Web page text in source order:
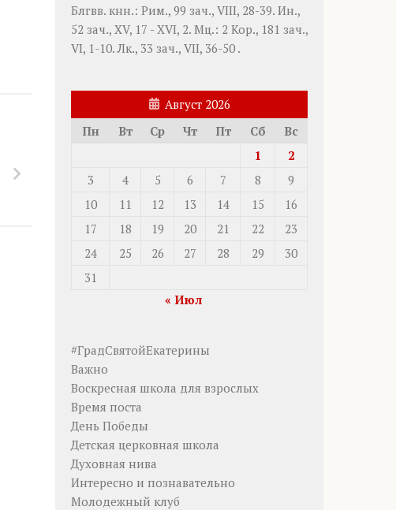
Блгвв. кнн.: Рим., 99 зач., VIII, 28-39. Ин.,
52 зач., XV, 17 - XVI, 2. Мц.: 2 Кор., 181 зач.,
VI, 1-10. Лк., 33 зач., VII, 36-50 .
Август 2026
Пн
Вт Ср Чт Пт Сб
Вс
1
2
3
4 5 6 7 8
9
10
11 12 13 14 15
16
17
18 19 20 21 22
23
24
25 26 27 28 29
30
31
« Июл
#ГрадСвятойЕкатерины
Важно
Воскресная школа для взрослых
Время поста
День Победы
Детская церковная школа
Духовная нива
Интересно и познавательно
Молодежный клуб